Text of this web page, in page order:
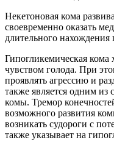
Некетоновая кома
своевременно оказать
длительного нахождения
Гипогликемическая
чувством голода. При
проявлять агрессию и
также является одним из
комы. Тремор
возможного развития
возникать судороги с
также указывает на